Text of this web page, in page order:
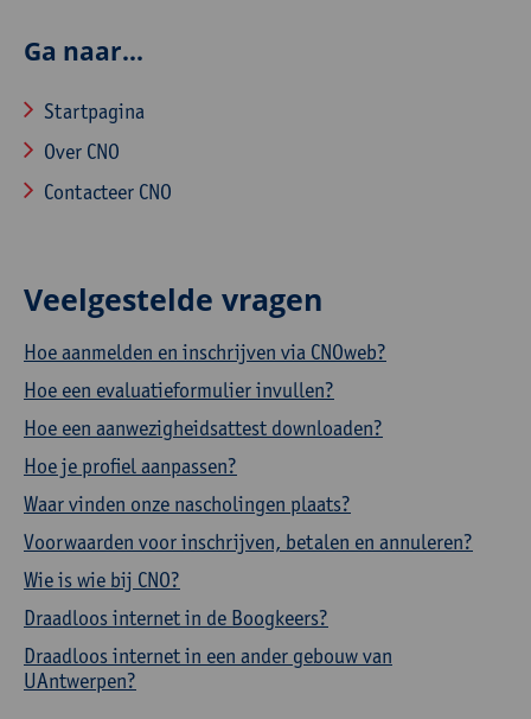
Ga naar...
Startpagina
Over CNO
Contacteer CNO
Veelgestelde vragen
Hoe aanmelden en inschrijven via CNOweb?
Hoe een evaluatieformulier invullen?
Hoe een aanwezigheidsattest downloaden?
Hoe je profiel aanpassen?
Waar vinden onze nascholingen plaats?
Voorwaarden voor inschrijven, betalen en annuleren?
Wie is wie bij CNO?
Draadloos internet in de Boogkeers?
Draadloos internet in een ander gebouw van
UAntwerpen?